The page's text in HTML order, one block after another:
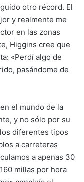
otro récord. El
y realmente me
en las zonas
Higgins cree que
«Perdí algo de
pasándome de
el mundo de la
y no sólo por su
diferentes tipos
a carreteras
a apenas 30
millas por hora